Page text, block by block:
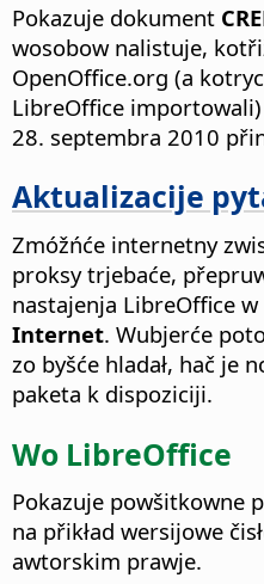
Pokazuje dokument
wosobow nalistuje,
OpenOffice.org (a
LibreOffice
28. septembra 2010
Aktualizacije
Zmóžńće internetny
proksy trjebaće,
nastajenja LibreOffice w
Internet. Wubjerće
zo byšće hladał, hač je
paketa k dispoziciji.
Wo LibreOffice
Pokazuje powšitkowne
na přikład wersijowe
awtorskim prawje.